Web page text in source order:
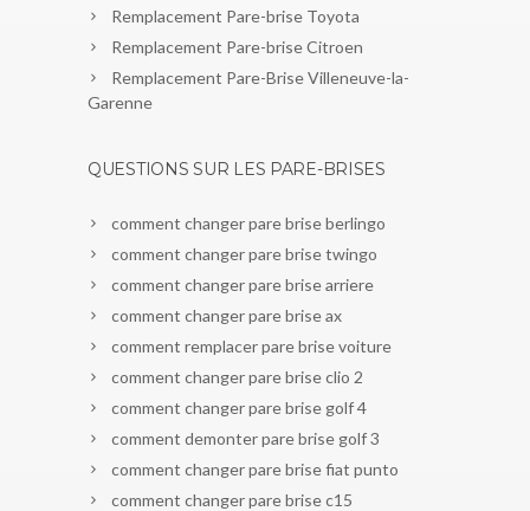
Remplacement Pare-brise Toyota
Remplacement Pare-brise Citroen
Remplacement Pare-Brise Villeneuve-la-
Garenne
QUESTIONS SUR LES PARE-BRISES
comment changer pare brise berlingo
comment changer pare brise twingo
comment changer pare brise arriere
comment changer pare brise ax
comment remplacer pare brise voiture
comment changer pare brise clio 2
comment changer pare brise golf 4
comment demonter pare brise golf 3
comment changer pare brise fiat punto
comment changer pare brise c15